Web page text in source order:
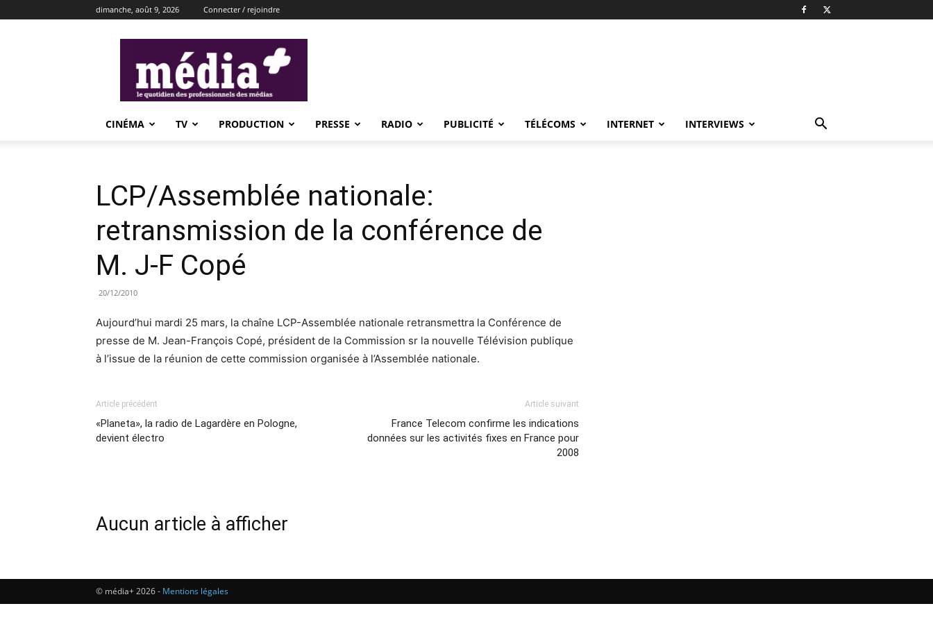
dimanche, août 9, 2026 Connecter / rejoindre
CINÉMA TV PRODUCTION PRESSE RADIO PUBLICITÉ TÉLÉCOMS INTERNET INTERVIEWS
LCP/Assemblée nationale:
retransmission de la conférence de
M. J-F Copé
20/12/2010
Aujourd’hui mardi 25 mars, la chaîne LCP-Assemblée nationale retransmettra la Conférence de
presse de M. Jean-François Copé, président de la Commission sr la nouvelle Télévision publique
à l’issue de la réunion de cette commission organisée à l’Assemblée nationale.
Article précédent
«Planeta», la radio de Lagardère en Pologne,
devient électro
Article suivant
France Telecom confirme les indications
données sur les activités fixes en France pour
2008
Aucun article à afficher
© média+ 2026 - Mentions légales